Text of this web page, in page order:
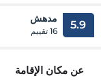
5.9 مدهش
16 تقييم
عن مكان الإقامة